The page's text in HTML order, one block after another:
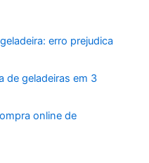
erro prejudica
de geladeiras em 3
online de